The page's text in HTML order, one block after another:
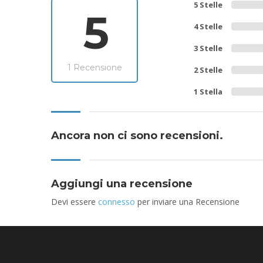
5
1 Recensione
5 Stelle
4 Stelle
3 Stelle
2 Stelle
1 Stella
Ancora non ci sono recensioni.
Aggiungi una recensione
Devi essere connesso per inviare una Recensione